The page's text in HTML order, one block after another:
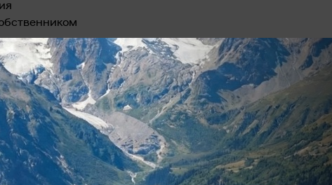
с пробегом в наличии
автомобиля на выбранный автомобиль по программе
чистоты автомобиля